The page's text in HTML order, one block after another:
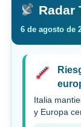
Radar
6 de agosto de
Italia
y Europa